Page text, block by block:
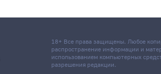
18+ Все права защищены. Любое
распространение информации и
использованием компьютерных
разрешения редакции.